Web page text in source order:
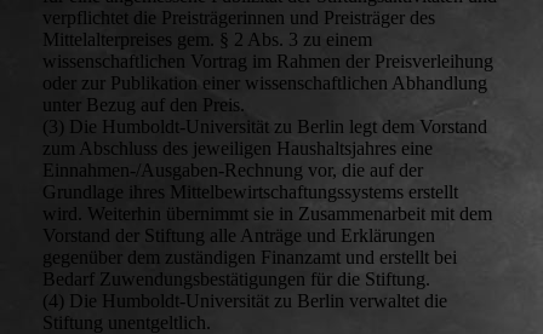
verpflichtet die Preisträgerinnen und Preisträger des
Mittelalterpreises gem. § 2 Abs. 3 zu einem
wissenschaftlichen Vortrag im Rahmen der Preisverleihung
oder zur Publikation einer wissenschaftlichen Abhandlung
unter Bezug auf den Preis.
(3) Die Humboldt-Universität zu Berlin legt dem Vorstand
zum Abschluss des jeweiligen Haushaltsjahres eine
Einnahmen-/Ausgaben-Rechnung vor, die auf der
Grundlage ihres Mittelbewirtschaftungssystems erstellt
wird. Weiterhin übernimmt sie in Zusammenarbeit mit dem
Vorstand der Stiftung alle Anträge und Erklärungen
gegenüber dem zuständigen Finanzamt und erstellt bei
Bedarf Zuwendungsbestätigungen für die Stiftung.
(4) Die Humboldt-Universität zu Berlin verwaltet die
Stiftung unentgeltlich.